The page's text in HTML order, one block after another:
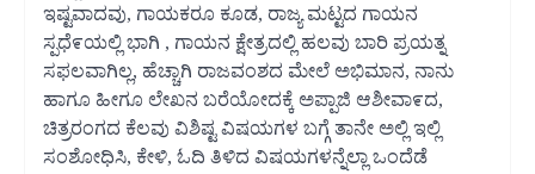
ಇಷ್ಟವಾದವು, ಗಾಯಕರೂ ಕೂಡ, ರಾಜ್ಯ ಮಟ್ಟದ ಗಾಯನ
ಸ್ಪಧೆ೯ಯಲ್ಲಿ ಭಾಗಿ , ಗಾಯನ ಕ್ಷೇತ್ರದಲ್ಲಿ ಹಲವು ಬಾರಿ ಪ್ರಯತ್ನ
ಸಫಲವಾಗಿಲ್ಲ, ಹೆಚ್ಚಾಗಿ ರಾಜವಂಶದ ಮೇಲೆ ಅಭಿಮಾನ, ನಾನು
ಹಾಗೂ ಹೀಗೂ ಲೇಖನ ಬರೆಯೋದಕ್ಕೆ ಅಪ್ಪಾಜಿ ಆಶೀವಾ೯ದ,
ಚಿತ್ರರಂಗದ ಕೆಲವು ವಿಶಿಷ್ಟ ವಿಷಯಗಳ ಬಗ್ಗೆ ತಾನೇ ಅಲ್ಲಿ ಇಲ್ಲಿ
ಸಂಶೋಧಿಸಿ, ಕೇಳಿ, ಓದಿ ತಿಳಿದ ವಿಷಯಗಳನ್ನೆಲ್ಲಾ ಒಂದೆಡೆ